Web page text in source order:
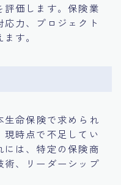
評価します。保険業
力、プロジェクト
す。
生命保険で求められ
現時点で不足してい
には、特定の保険商
術、リーダーシップ